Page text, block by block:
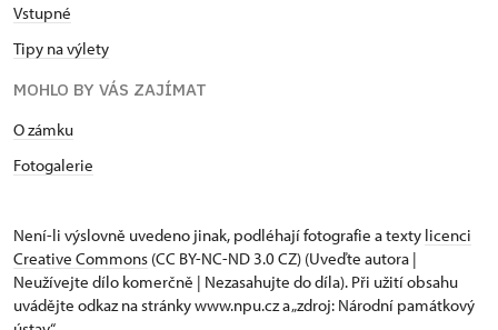
Vstupné
Tipy na výlety
MOHLO BY VÁS ZAJÍMAT
O zámku
Fotogalerie
Není-li výslovně uvedeno jinak, podléhají fotografie a texty licenci
Creative Commons (CC BY-NC-ND 3.0 CZ) (Uveďte autora |
Neužívejte dílo komerčně | Nezasahujte do díla). Při užití obsahu
uvádějte odkaz na stránky www.npu.cz a „zdroj: Národní památkový